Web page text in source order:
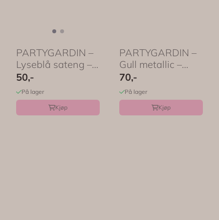
PARTYGARDIN –
Lyseblå sateng –
PartyDeco
50,-
På lager
Kjøp
PARTYGARDIN –
Gull metallic –
PartyDeco
70,-
På lager
Kjøp